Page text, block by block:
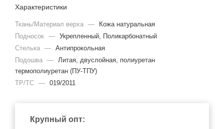
Характеристики
Ткань/Материал верха —
Кожа натуральная
Подносок — Укрепленный, Поликарбонатный
Стелька — Антипрокольная
Подошва — Литая, двуслойная, полиуретан
термополиуретан (ПУ-ТПУ)
ТР/ТС — 019/2011
Крупный опт: